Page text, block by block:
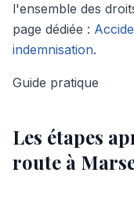
l'ensemble des
page dédiée :
indemnisation.
Guide pratique
Les étapes
route à